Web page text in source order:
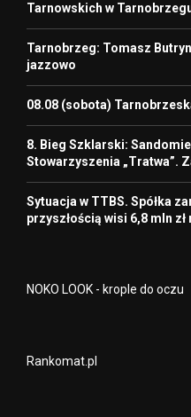
Tarnowskich w
Tarnobrzeg: Tomasz
jazzowo
08.08 (sobota)
8. Bieg Szklarski:
Stowarzyszenia „Tratwa”.
Sytuacja w TTBS. Spółka
przyszłością wisi 6,8 mln
NOKO LOOK - krople do oczu
Rankomat.pl